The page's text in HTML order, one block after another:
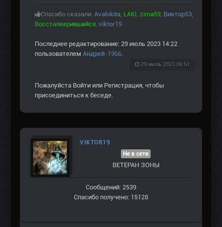
Спасибо сказали: Avalokita LAKI zima59 Виктор53
Воссталкерившийся viktor19
Последнее редактирование: 29 июль 2023 14:22
пользователем Андрей-1966
29 июль 2023 08:51
Пожалуйста Войти или Регистрация , чтобы
присоединиться к беседе.
VIKTOR19
Не в сети
ВЕТЕРАН ЗOНЫ
Сообщений: 2539
Спасибо получено: 15128